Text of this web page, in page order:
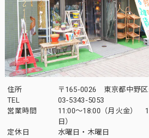
住所
〒165-0026 東京都中野
TEL
03-5343-5053
営業時間
11:00～18:00（月火金）
日）
定休日
水曜日・木曜日